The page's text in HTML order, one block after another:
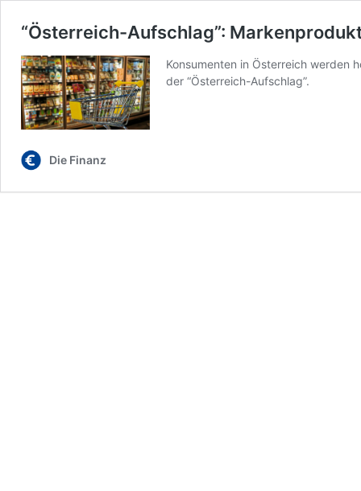
“Österreich-Aufschlag”:
Konsumenten in Österreich werden
der “Österreich-Aufschlag”.
Die Finanz